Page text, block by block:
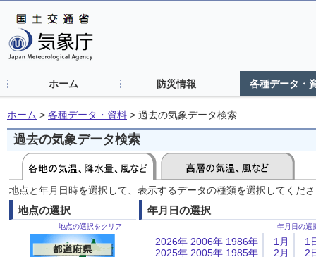
ホーム 防災情報 各種データ・
ホーム > 各種データ・資料 > 過去の気象データ検索
過去の気象データ検索
地点と年月日時を選択して、表示するデータの種類を選択してくだ
地点の選択
地点の選択をクリア
年月日の選択
年月日の選
2026年
2025年
2006年
2005年
1986年
1985年
1月
2月
1
2